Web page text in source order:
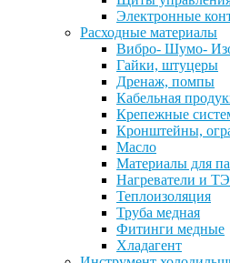
Электронные
Расходные материалы
Вибро- Шумо-
Гайки, штуцеры
Дренаж, помпы
Кабельная
Крепежные
Кронштейны,
Масло
Материалы для
Нагреватели и
Теплоизоляция
Труба медная
Фитинги медные
Хладагент